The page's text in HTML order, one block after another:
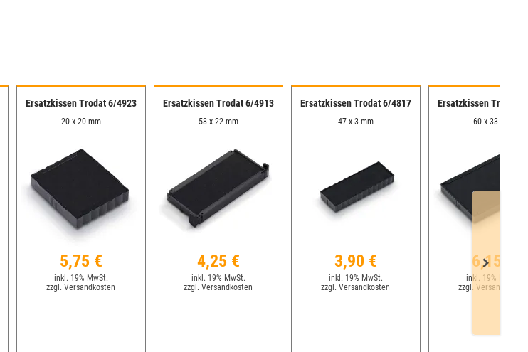
Ersatzkissen Trodat 6/4923
20 x 20 mm
5,75 €
inkl. 19% MwSt.
zzgl. Versandkosten
Ersatzkissen Trodat 6/4913
58 x 22 mm
4,25 €
inkl. 19% MwSt.
zzgl. Versandkosten
Ersatzkissen Trodat 6/4817
47 x 3 mm
3,90 €
inkl. 19% MwSt.
zzgl. Versandkosten
Ersatzkissen Trodat
60 x 33 mm
6,15 €
inkl. 19% MwSt.
zzgl. Versandkosten